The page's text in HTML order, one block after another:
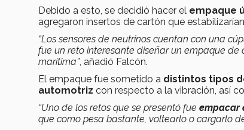
Debido a esto, se decidió hacer el empaque
agregaron insertos de cartón que
“Los sensores de neutrinos cuentan con una
fue un reto interesante diseñar un empaque de
marítima”, añadió Falcón.
El empaque fue sometido a distintos tipos
automotriz con respecto a la vibración, así
“Uno de los retos que se presentó fue empacar
que como pesa bastante, voltearlo o cargarlo